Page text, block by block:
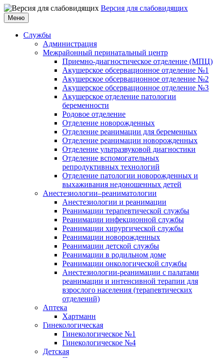
Версия для слабовидящих
Меню
Службы
Администрация
Межрайонный перинатальный центр
Приемно-диагностическое отделение (МПЦ)
Акушерское обсервационное отделение №1
Акушерское обсервационное отделение №2
Акушерское обсервационное отделение №3
Акушерское отделение патологии
беременности
Родовое отделение
Отделение новорожденных
Отделение реанимации для беременных
Отделение реанимации новорожденных
Отделение ультразвуковой диагностики
Отделение вспомогательных
репродуктивных технологий
Отделение патологии новорожденных и
выхаживания недоношенных детей
Анестезиологии–реаниматологии
Анестезиологии и реанимации
Реанимации терапевтической службы
Реанимации инфекционной службы
Реанимации хирургической службы
Реанимации новорожденных
Реанимации детской службы
Реанимации в родильном доме
Реанимации онкологической службы
Анестезиологии-реанимации с палатами
реанимации и интенсивной терапии для
взрослого населения (терапевтических
отделений)
Аптека
Хартманн
Гинекологическая
Гинекологическое №1
Гинекологическое №4
Детская